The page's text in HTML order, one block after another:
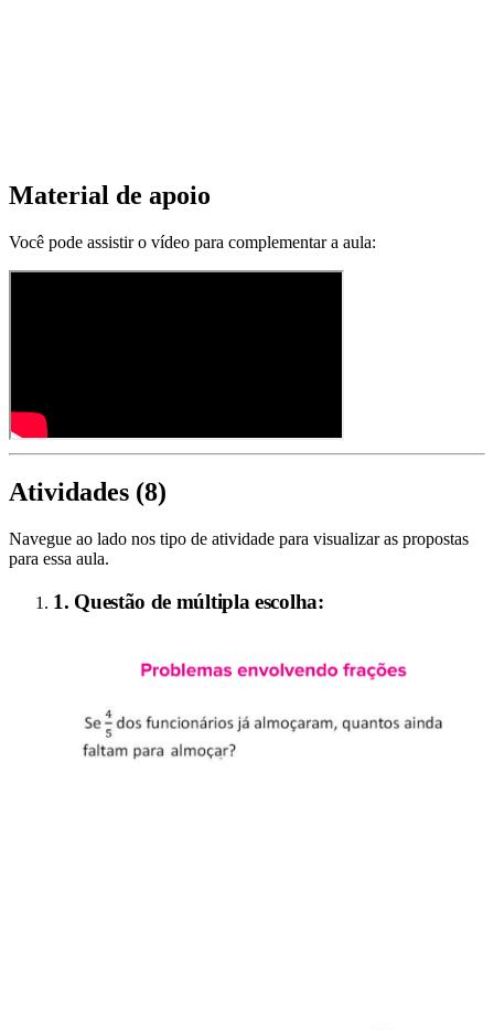
Material de apoio
Você pode assistir o vídeo para complementar a aula:
Atividades (8)
Navegue ao lado nos tipo de atividade para visualizar as propostas
para essa aula.
1. Questão de múltipla escolha: